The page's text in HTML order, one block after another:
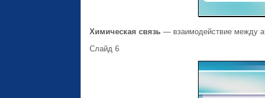
Химическая связь— взаимодействие между
Слайд 6